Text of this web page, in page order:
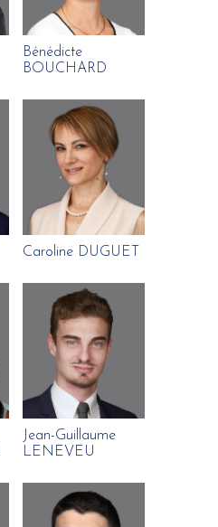
Bénédicte
BOUCHARD
Caroline DUGUET
Jean-Guillaume
LENEVEU